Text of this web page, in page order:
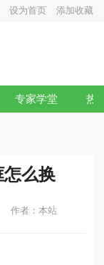
设为首页 添加收藏
专家学堂 热
么换
作者：本站